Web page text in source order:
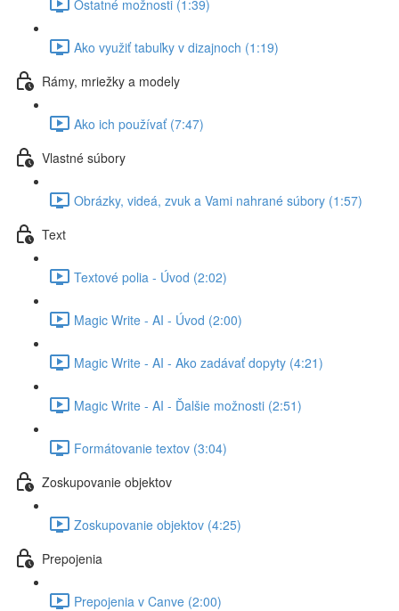
Ostatné možnosti (1:39)
Ako využiť tabuľky v dizajnoch (1:19)
Rámy, mriežky a modely
Ako ich používať (7:47)
Vlastné súbory
Obrázky, videá, zvuk a Vami nahrané súbory (1:57)
Text
Textové polia - Úvod (2:02)
Magic Write - AI - Úvod (2:00)
Magic Write - AI - Ako zadávať dopyty (4:21)
Magic Write - AI - Ďalšie možnosti (2:51)
Formátovanie textov (3:04)
Zoskupovanie objektov
Zoskupovanie objektov (4:25)
Prepojenia
Prepojenia v Canve (2:00)